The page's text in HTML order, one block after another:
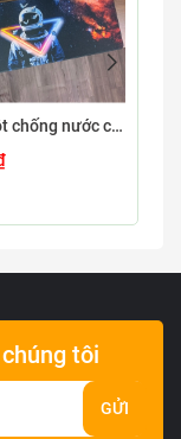
Lót chuột chống nước cỡ lớn 80x30cm dày 3mm ASTRO-02-80X30
tôi
GỬI